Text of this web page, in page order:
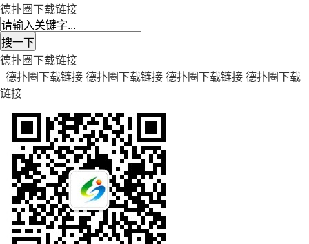
德扑圈下载链接
德扑圈下载链接
德扑圈下载链接 德扑圈下载链接 德扑圈下载链接 德扑圈下载
链接